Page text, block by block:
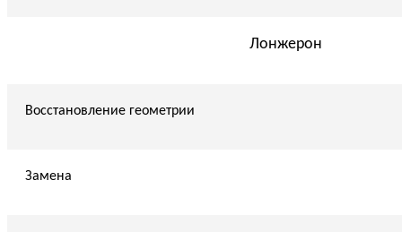
Лонжерон
Восстановление геометрии
Замена